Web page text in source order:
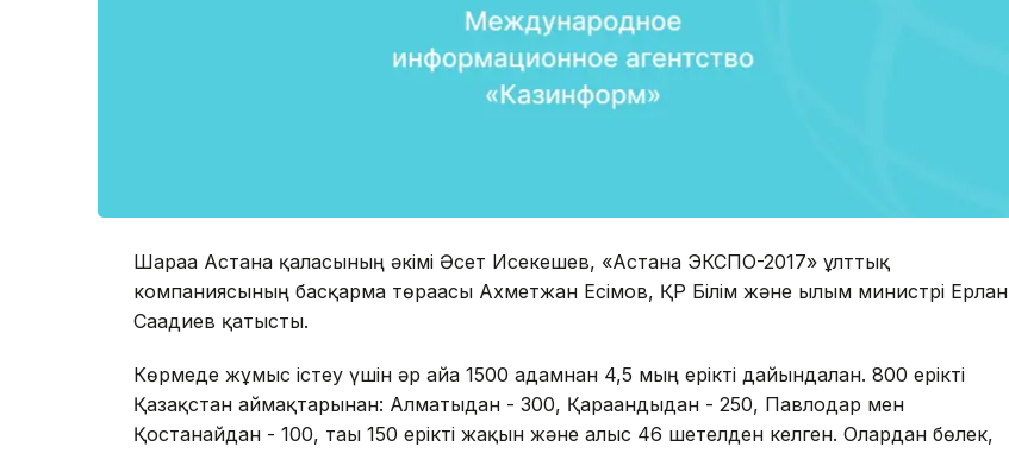
Шараға Астана қаласының әкімі Әсет Исекешев, «Астана ЭКСПО-2017» ұлттық
компаниясының басқарма төрағасы Ахметжан Есімов, ҚР Білім және ғылым министрі Ерлан
Сағадиев қатысты.
Көрмеде жұмыс істеу үшін әр айға 1500 адамнан 4,5 мың ерікті дайындалған. 800 ерікті
Қазақстан аймақтарынан: Алматыдан - 300, Қарағандыдан - 250, Павлодар мен
Қостанайдан - 100, тағы 150 ерікті жақын және алыс 46 шетелден келген. Олардан бөлек,